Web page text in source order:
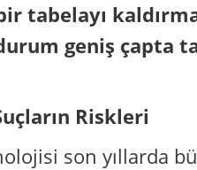
tabelayı
geniş çapta
Riskleri
son yıllarda